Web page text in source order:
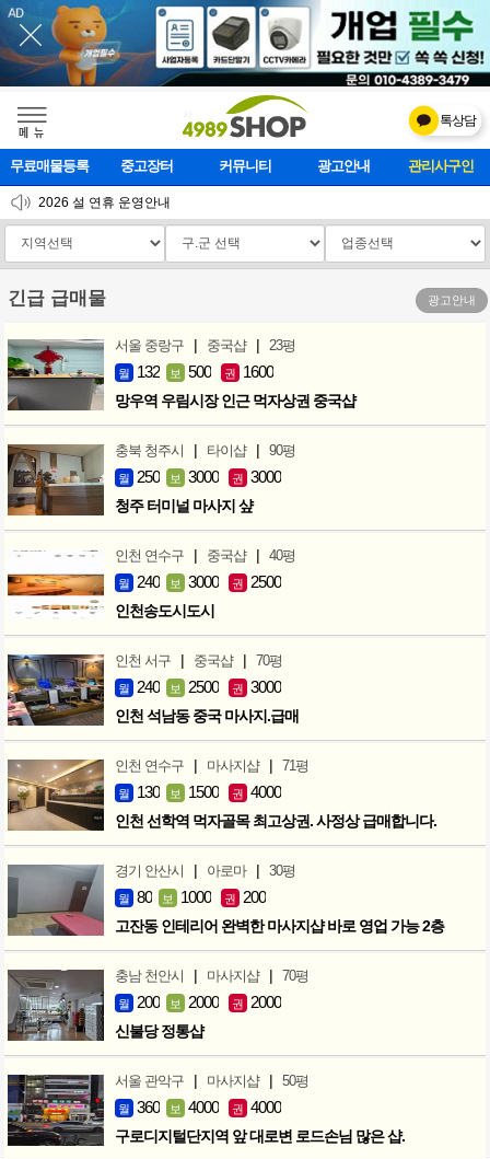
메    뉴
톡상담
무료매물등록 중고장터 커뮤니티 광고안내 마사지클럽
2026 설 연휴 운영안내
[업데이트]모바일 하단 고정메뉴 추가
[업데이트] 개선사항 안내
긴급 급매물 광고안내
서울 중랑구 | 중국샵 | 23평
월 132 보 500 권 1600
망우역 우림시장 인근 먹자상권 중국샵
충북 청주시 | 타이샵 | 90평
월 250 보 3000 권 3000
청주 터미널 마사지 샾
인천 연수구 | 중국샵 | 40평
월 240 보 3000 권 2500
인천송도시도시
인천 서구 | 중국샵 | 70평
월 240 보 2500 권 3000
인천 석남동 중국 마사지.급매
인천 연수구 | 마사지샵 | 71평
월 130 보 1500 권 4000
인천 선학역 먹자골목 최고상권. 사정상 급매합니다.
경기 안산시 | 아로마 | 30평
월 80 보 1000 권 200
고잔동 인테리어 완벽한 마사지샵 바로 영업 가능 2층
충남 천안시 | 마사지샵 | 70평
월 200 보 2000 권 2000
신불당 정통샵
서울 관악구 | 마사지샵 | 50평
월 360 보 4000 권 4000
구로디지털단지역 앞 대로변 로드손님 많은 샵.